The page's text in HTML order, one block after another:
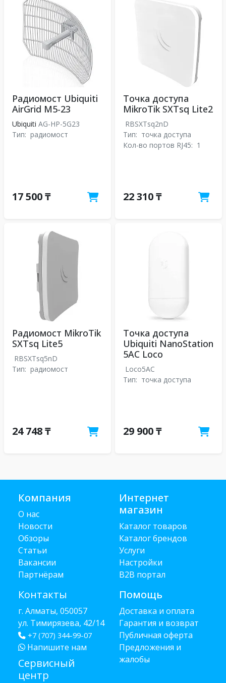
Радиомост Ubiquiti
AirGrid M5-23
Ubiquiti AG-HP-5G23
Тип: радиомост
17 500 ₸
Точка доступа
MikroTik SXTsq Lite2
RBSXTsq2nD
Тип: точка доступа
Кол-во портов RJ45: 1
22 310 ₸
Радиомост MikroTik
SXTsq Lite5
RBSXTsq5nD
Тип: радиомост
24 748 ₸
Точка доступа
Ubiquiti NanoStation
5AC Loco
Loco5AC
Тип: точка доступа
29 900 ₸
Компания
О нас
Новости
Обзоры
Статьи
Вакансии
Партнёрам
Контакты
г. Алматы, 050057
ул. Тимирязева, 42/14
+7 (707) 344-99-07
Напишите нам
Сервисный
центр
Интернет
магазин
Каталог товаров
Каталог брендов
Услуги
Настройки
B2B портал
Помощь
Доставка и оплата
Гарантия и возврат
Публичная оферта
Предложения и
жалобы